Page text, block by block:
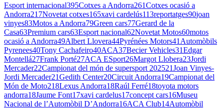
Esport internacional395Cotxes a Andorra261Cotxes ocasió a
Andorra217Novetat cotxes165xavi cardelús113reportatges90joan
vinyes83Motos a Andorra79Green cars77Gerard de la
Casa63Premium cars63Esport nacional62Novetat Motos60motos
ocasió a Andorra49Albert Llovera44Pyrénées Motors41 Automòbils
Pyrenees40Tony Cachafeiro40ACA37Becier Vehicles31Edgar
Montellá27Frank Porté27ACA ESport26Margot Llobera23Jordi
Mercader22Campionat del món de supersport 202521Joan Vinyes-
Jordi Mercader21Gedith Center20Circuit Andorra19Campionat del
Món de Moto218Lexus Andorra18Raúl Ferré18toyota motors
andorra18Jaume Font17xavi cardelus17concept cars16Museu
Nacional de l’Automòbil D’Andorra16ACA Club14Automòbil